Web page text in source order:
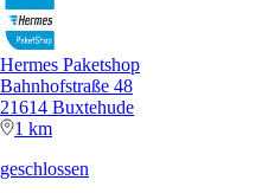
Hermes Paketshop
Bahnhofstraße 48
21614 Buxtehude
1 km
geschlossen